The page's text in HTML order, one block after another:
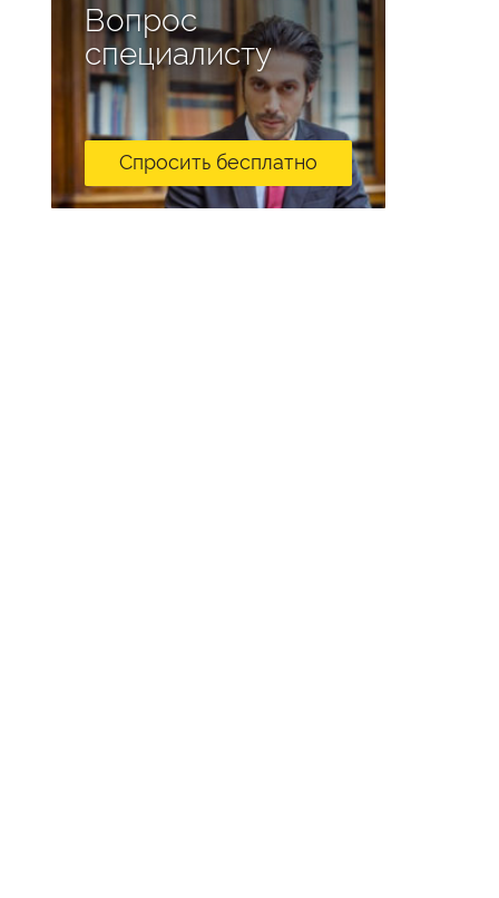
Вопрос
специалисту
Спросить бесплатно